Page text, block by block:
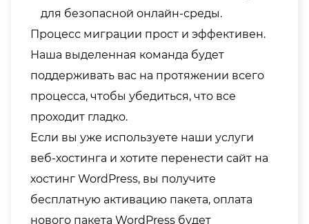
для безопасной онлайн-среды.
Процесс миграции прост и эффективен.
Наша выделенная команда будет
поддерживать вас на протяжении всего
процесса, чтобы убедиться, что все
проходит гладко.
Если вы уже используете наши услуги
веб-хостинга и хотите перенести сайт на
хостинг WordPress, вы получите
бесплатную активацию пакета, оплата
нового пакета WordPress будет